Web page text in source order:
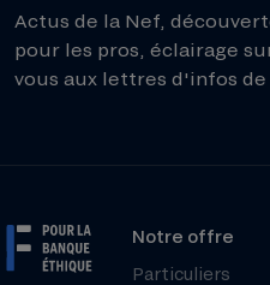
Actus de la Nef,
pour les pros, éclairage
vous aux lettres d'infos
Notre offre
Particuliers